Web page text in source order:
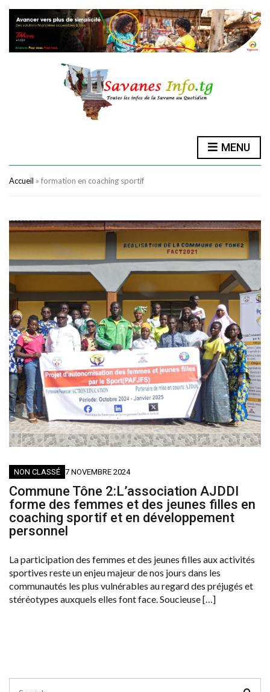
MENU
Accueil » formation en coaching sportif
NON CLASSÉ 7 NOVEMBRE 2024
Commune Tône 2:L’association AJDDI
forme des femmes et des jeunes filles en
coaching sportif et en développement
personnel
La participation des femmes et des jeunes filles aux activités
sportives reste un enjeu majeur de nos jours dans les
communautés les plus vulnérables au regard des préjugés et
stéréotypes auxquels elles font face. Soucieuse […]